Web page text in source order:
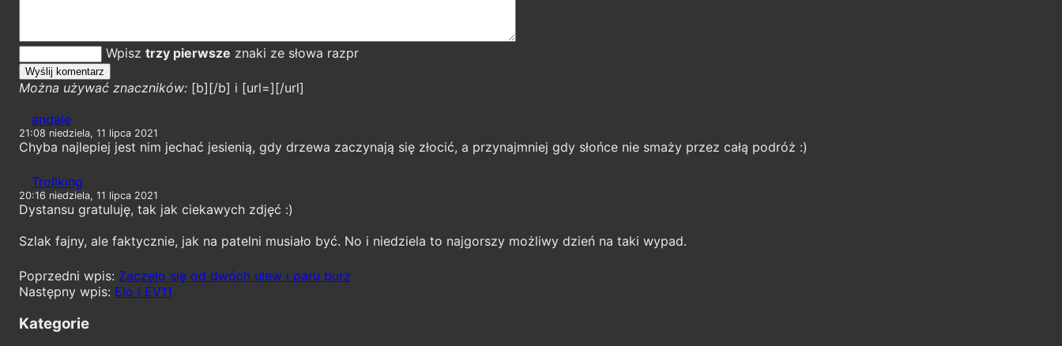
Wpisz trzy pierwsze znaki ze słowa razpr
Można używać znaczników: [b][/b] i [url=][/url]
andale
21:08 niedziela, 11 lipca 2021
Chyba najlepiej jest nim jechać jesienią, gdy drzewa zaczynają się złocić, a przynajmniej gdy słońce nie smaży przez całą podróż :)
Trollking
20:16 niedziela, 11 lipca 2021
Dystansu gratuluję, tak jak ciekawych zdjęć :)
Szlak fajny, ale faktycznie, jak na patelni musiało być. No i niedziela to najgorszy możliwy dzień na taki wypad.
Zaczęło się od dwóch ulew i paru burz
Elo i EV11
Kategorie